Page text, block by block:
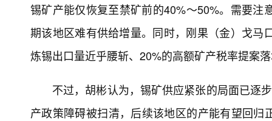
锡矿产能仅恢复至禁矿前的40%～50%。需要
期该地区难有供给增量。同时，刚果（金）戈
炼锡出口量近乎腰斩、20%的高额矿产税率提案
不过，胡彬认为，锡矿供应紧张的局面已逐
产政策障碍被扫清，后续该地区的产能有望回